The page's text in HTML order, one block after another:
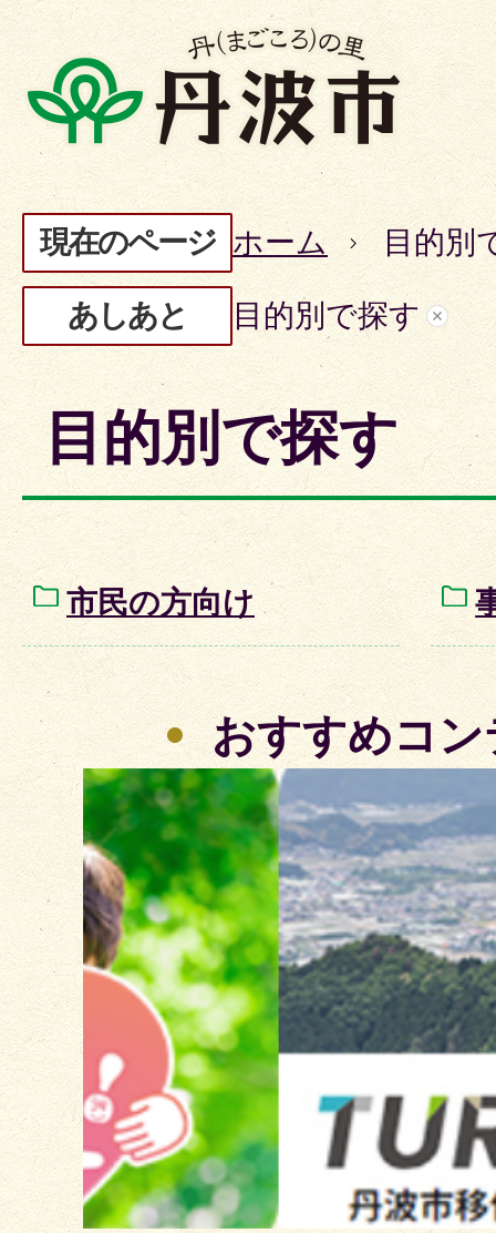
現在のページ ホーム 目的別
あしあと 目的別で探す
目的別で探す
市民の方向け
おすすめコ
2
枚
目
の
ラ
イ
ド